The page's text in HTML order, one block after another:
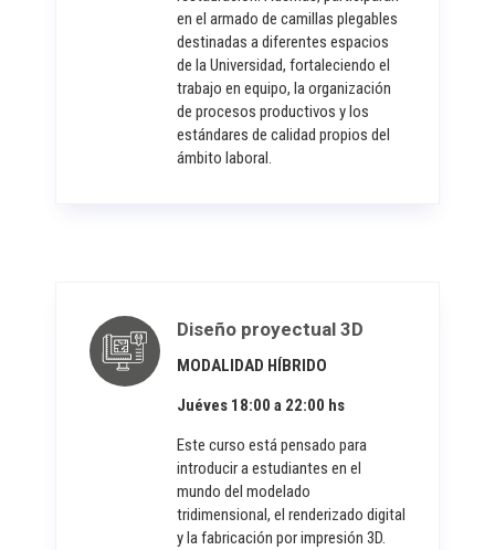
en el armado de camillas plegables
destinadas a diferentes espacios
de la Universidad, fortaleciendo el
trabajo en equipo, la organización
de procesos productivos y los
estándares de calidad propios del
ámbito laboral.
Diseño proyectual 3D
MODALIDAD HÍBRIDO
Juéves 18:00 a 22:00 hs
Este curso está pensado para
introducir a estudiantes en el
mundo del modelado
tridimensional, el renderizado digital
y la fabricación por impresión 3D.